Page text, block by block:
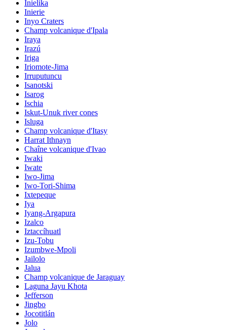
Inielika
Inierie
Inyo Craters
Champ volcanique d'Ipala
Iraya
Irazú
Iriga
Iriomote-Jima
Irruputuncu
Isanotski
Isarog
Ischia
Iskut-Unuk river cones
Isluga
Champ volcanique d'Itasy
Harrat Ithnayn
Chaîne volcanique d'Ivao
Iwaki
Iwate
Iwo-Jima
Iwo-Tori-Shima
Ixtepeque
Iya
Iyang-Argapura
Izalco
Iztaccíhuatl
Izu-Tobu
Izumbwe-Mpoli
Jailolo
Jalua
Champ volcanique de Jaraguay
Laguna Jayu Khota
Jefferson
Jingbo
Jocotitlán
Jolo